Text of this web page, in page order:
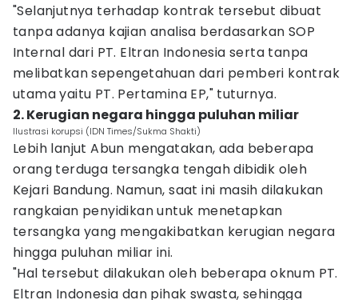
"Selanjutnya terhadap kontrak tersebut dibuat
tanpa adanya kajian analisa berdasarkan SOP
Internal dari PT. Eltran Indonesia serta tanpa
melibatkan sepengetahuan dari pemberi kontrak
utama yaitu PT. Pertamina EP," tuturnya.
2. Kerugian negara hingga puluhan miliar
Ilustrasi korupsi (IDN Times/Sukma Shakti)
Lebih lanjut Abun mengatakan, ada beberapa
orang terduga tersangka tengah dibidik oleh
Kejari Bandung. Namun, saat ini masih dilakukan
rangkaian penyidikan untuk menetapkan
tersangka yang mengakibatkan kerugian negara
hingga puluhan miliar ini.
"Hal tersebut dilakukan oleh beberapa oknum PT.
Eltran Indonesia dan pihak swasta, sehingga